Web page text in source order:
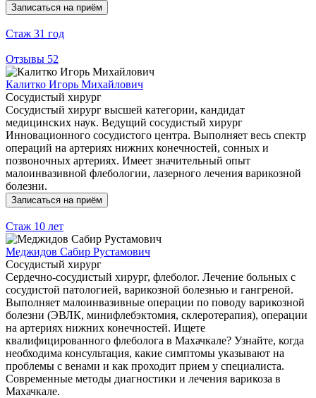
Записаться на приём
Стаж 31 год
Отзывы 52
Калитко Игорь Михайлович
Сосудистый хирург
Сосудистый хирург высшей категории, кандидат
медицинских наук. Ведущий сосудистый хирург
Инновационного сосудистого центра. Выполняет весь спектр
операций на артериях нижних конечностей, сонных и
позвоночных артериях. Имеет значительный опыт
малоинвазивной флебологии, лазерного лечения варикозной
болезни.
Записаться на приём
Стаж 10 лет
Меджидов Сабир Рустамович
Сосудистый хирург
Сердечно-сосудистый хирург, флеболог. Лечение больных с
сосудистой патологией, варикозной болезнью и гангреной.
Выполняет малоинвазивные операции по поводу варикозной
болезни (ЭВЛК, минифлебэктомия, склеротерапия), операции
на артериях нижних конечностей. Ищете
квалифицированного флеболога в Махачкале? Узнайте, когда
необходима консультация, какие симптомы указывают на
проблемы с венами и как проходит прием у специалиста.
Современные методы диагностики и лечения варикоза в
Махачкале.